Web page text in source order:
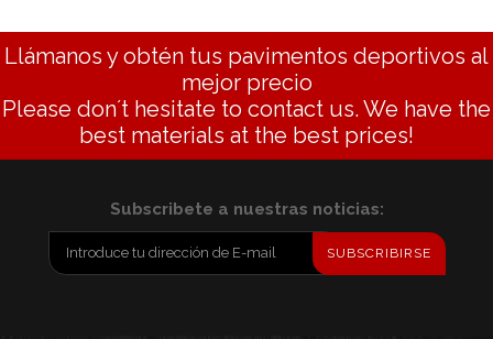
Llámanos y obtén tus pavimentos deportivos al
mejor precio
Please don´t hesitate to contact us. We have the
best materials at the best prices!
Subscribete a nuestras noticias:
SUBSCRIBIRSE